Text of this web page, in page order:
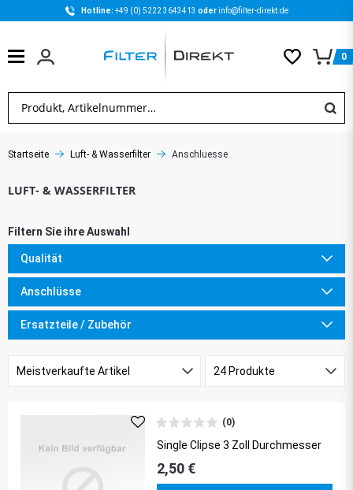
Hotline: +49 (0) 5222 3643413 oder info@filter-direkt.de
0
Startseite Luft- & Wasserfilter Anschluesse
Qualität
Anschlüsse
Ersatzteile / Zubehör
(0)
Single Clipse 3 Zoll Durchmesser
2,50 €